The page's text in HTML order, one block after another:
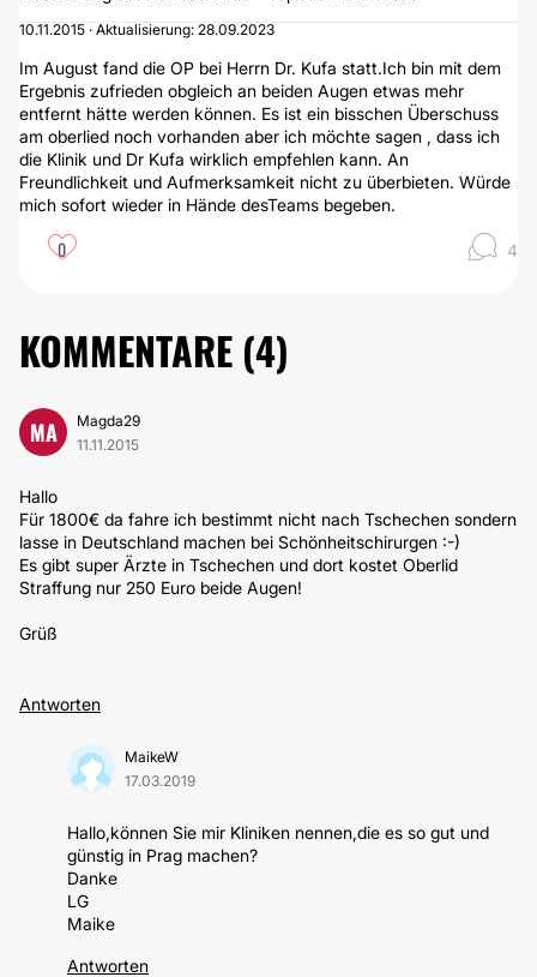
10.11.2015 · Aktualisierung: 28.09.2023
Im August fand die OP bei Herrn Dr. Kufa statt.Ich bin mit dem
Ergebnis zufrieden obgleich an beiden Augen etwas mehr
entfernt hätte werden können. Es ist ein bisschen Überschuss
am oberlied noch vorhanden aber ich möchte sagen , dass ich
die Klinik und Dr Kufa wirklich empfehlen kann. An
Freundlichkeit und Aufmerksamkeit nicht zu überbieten. Würde
mich sofort wieder in Hände desTeams begeben.
0 4
KOMMENTARE (4)
MA
Magda29
11.11.2015
Hallo
Für 1800€ da fahre ich bestimmt nicht nach Tschechen sondern
lasse in Deutschland machen bei Schönheitschirurgen :-)
Es gibt super Ärzte in Tschechen und dort kostet Oberlid
Straffung nur 250 Euro beide Augen!
Grüß
Antworten
MaikeW
17.03.2019
Hallo,können Sie mir Kliniken nennen,die es so gut und
günstig in Prag machen?
Danke
LG
Maike
Antworten